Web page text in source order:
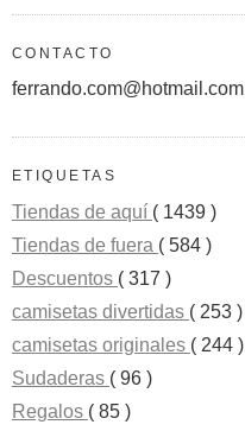
CONTACTO
ferrando.com@hotmail.com
ETIQUETAS
Tiendas de aquí ( 1439 )
Tiendas de fuera ( 584 )
Descuentos ( 317 )
camisetas divertidas ( 253 )
camisetas originales ( 244 )
Sudaderas ( 96 )
Regalos ( 85 )